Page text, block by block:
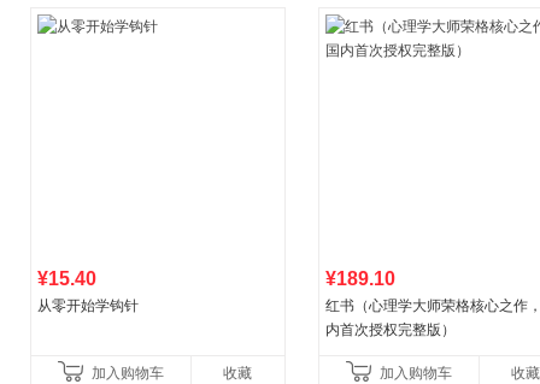
¥15.40
从零开始学钩针
加入购物车 收藏
¥189.10
红书（心理学大师荣格核心之作
内首次授权完整版）
加入购物车 收藏